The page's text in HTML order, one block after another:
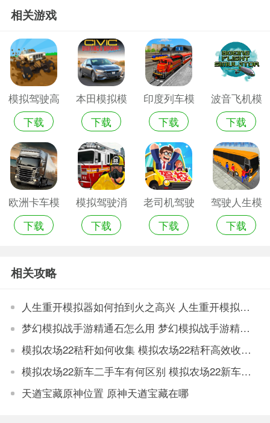
相关游戏
模拟驾驶高
手汉化版
下载
本田模拟模
拟驾驶游戏
下载
印度列车模
拟驾驶手机
游戏
下载
波音飞机模
拟驾驶手游
版
下载
欧洲卡车模
拟驾驶手游
下载
模拟驾驶消
防车手机版
下载
老司机驾驶
模拟手游破
下载
驾驶人生模
拟器手机版
下载
相关攻略
人生重开模拟器如何拍到火之高兴 人生重开模拟器拍卖火之高兴的技巧
梦幻模拟战手游精通石怎么用 梦幻模拟战手游精通石用法
模拟农场22秸秆如何收集 模拟农场22秸秆高效收集技巧
模拟农场22新车二手车有何区别 模拟农场22新车二手车区别说明
天遒宝藏原神位置 原神天遒宝藏在哪